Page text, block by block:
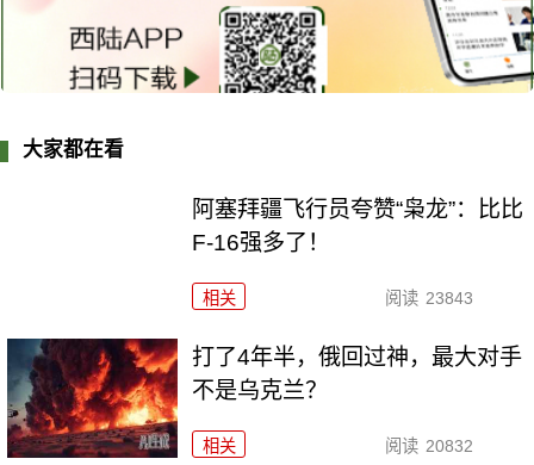
大家都在看
阿塞拜疆飞行员夸赞“枭龙”：比比
F-16强多了！
相关 阅读 23843
打了4年半，俄回过神，最大对手
不是乌克兰？
相关 阅读 20832